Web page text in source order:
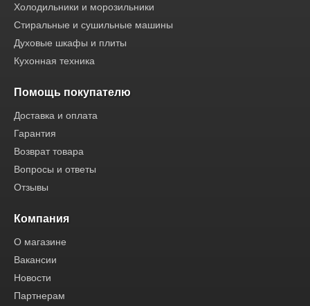
Холодильники и морозильники
Стиральные и сушильные машины
Духовые шкафы и плиты
Кухонная техника
Помощь покупателю
Доставка и оплата
Гарантия
Возврат товара
Вопросы и ответы
Отзывы
Компания
О магазине
Вакансии
Новости
Партнерам